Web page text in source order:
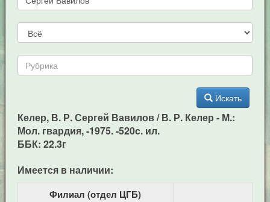
Искать
Келер, В. Р. Сергей Вавилов / В. Р. Келер - М.:
Мол. гвардия, -1975. -520c. ил.
ББК: 22.3г
Имеется в наличии:
Филиал (отдел ЦГБ)